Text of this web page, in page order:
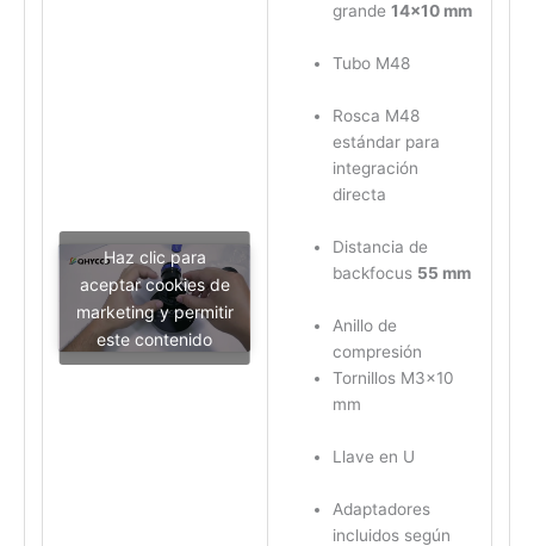
Haz clic para
aceptar cookies de
marketing y permitir
este contenido
grande14×10 mm
Tubo M48
Rosca M48
estándar para
integración
directa
Distancia de
backfocus 55 mm
Anillo de
compresión
Tornillos M3×10
mm
Llave en U
Adaptadores
incluidos según